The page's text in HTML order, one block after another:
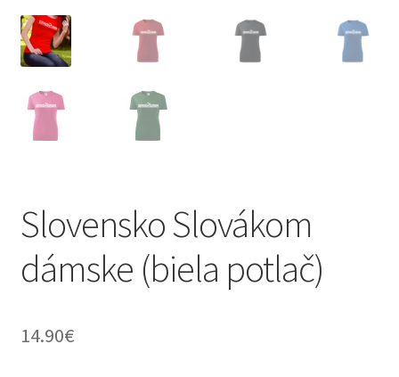
Slovensko Slovákom
dámske (biela potlač)
14.90€